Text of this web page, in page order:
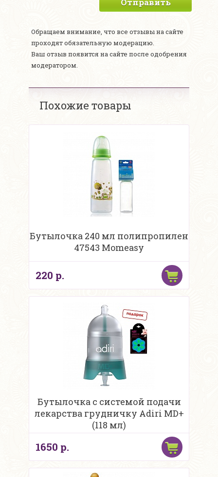
Отправить
Обращаем внимание, что все отзывы на сайте
проходят обязательную модерацию.
Ваш отзыв появится на сайте после одобрения
модератором.
Похожие товары
Бутылочка 240 мл полипропилен
47543 Momeasy
220 р.
Бутылочка с системой подачи
лекарства грудничку Adiri MD+
(118 мл)
1650 р.